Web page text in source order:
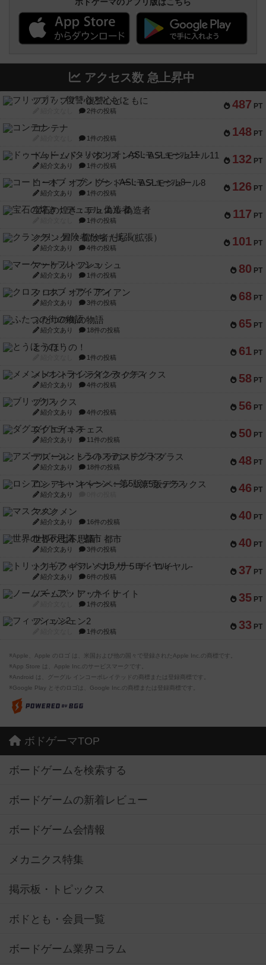
アクセス数 急上昇中
487 PT
フリップ７：復讐心とともに
2件の投稿
148 PT
コンテナ
1件の投稿
132 PT
ドゥームド・バタリオンズ：ASLモジュール11
紹介文あり 1件の投稿
126 PT
コード・オブ・ブシドー：ASLモジュール8
紹介文あり 1件の投稿
117 PT
宝石の煌き：デュエル 偽造者
1件の投稿
101 PT
クランク! ：冒険者たち（拡張）
紹介文あり 4件の投稿
80 PT
マーケットフレッシュ
紹介文あり 1件の投稿
68 PT
クロス・オブ・アイアン
紹介文あり 3件の投稿
65 PT
ふたつの街の物語
紹介文あり 18件の投稿
61 PT
とうほうの！
1件の投稿
58 PT
メメントオンラインタクティクス
紹介文あり 4件の投稿
56 PT
ブリックス
紹介文あり 4件の投稿
50 PT
ダグエイトチェス
紹介文あり 11件の投稿
48 PT
アズール：シントラのステンドグラス
紹介文あり 18件の投稿
46 PT
ロシアン・キャンペーン：第5版デラックス
紹介文あり
40 PT
マスクメン
紹介文あり 16件の投稿
40 PT
世界の七不思議：都市
紹介文あり 3件の投稿
37 PT
トリックギア - ペルソナ5 ザ・ロイヤル-
紹介文あり 6件の投稿
35 PT
ノームズ・アット・ナイト
1件の投稿
33 PT
フィッシェン2
1件の投稿
※Apple、Apple のロゴ は、米国および他の国々で登録されたApple Inc.の商標です。
※App Store は、Apple Inc.のサービスマークです。
※Android は、グーグル インコーポレイテッドの商標または登録商標です。
※Google Play とそのロゴは、Google Inc.の商標または登録商標です。
ボドゲーマTOP
ボードゲームを検索する
ボードゲームの新着レビュー
ボードゲーム会情報
メカニクス特集
掲示板・トピックス
ボドとも・会員一覧
ボードゲーム業界コラム